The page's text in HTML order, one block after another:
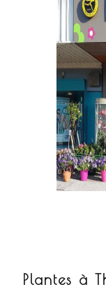
Plantes à